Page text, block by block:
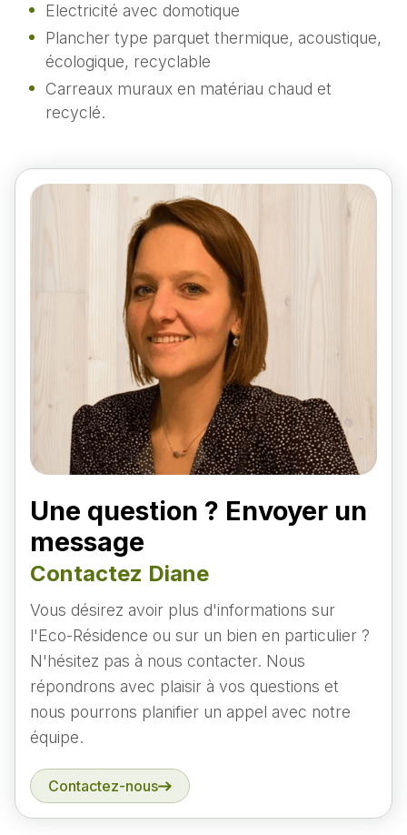
Electricité avec domotique
Plancher type parquet thermique, acoustique,
écologique, recyclable
Carreaux muraux en matériau chaud et
recyclé.
Une question ? Envoyer un
message
Contactez Diane
Vous désirez avoir plus d'informations sur
l'Eco-Résidence ou sur un bien en particulier ?
N'hésitez pas à nous contacter. Nous
répondrons avec plaisir à vos questions et
nous pourrons planifier un appel avec notre
équipe.
Contactez-nous